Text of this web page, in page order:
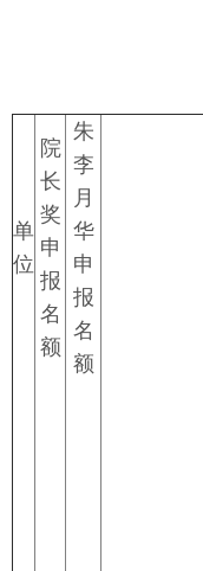
单
位
院
长
奖
申
报
名
额
朱
李
月
华
申
报
名
额